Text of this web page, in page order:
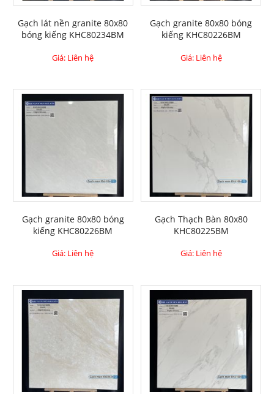
Gạch lát nền granite 80x80
bóng kiếng KHC80234BM
Giá: Liên hệ
Gạch granite 80x80 bóng
kiếng KHC80226BM
Giá: Liên hệ
Gạch granite 80x80 bóng
kiếng KHC80226BM
Giá: Liên hệ
Gạch Thạch Bàn 80x80
KHC80225BM
Giá: Liên hệ